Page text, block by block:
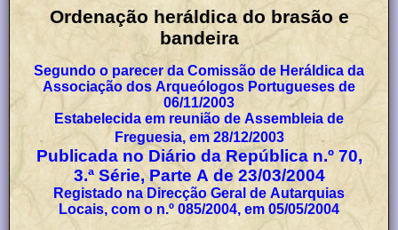
Ordenação heráldica do brasão e
bandeira
Segundo o parecer da Comissão de Heráldica da
Associação dos Arqueólogos Portugueses de
06/11/2003
Estabelecida em reunião de Assembleia de
Freguesia, em 28/12/2003
Publicada no Diário da República n.º 70,
3.ª Série, Parte A de 23/03/2004
Registado na Direcção Geral de Autarquias
Locais, com o n.º 085/2004, em 05/05/2004